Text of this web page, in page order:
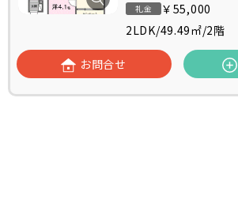
礼金
￥55,000
2LDK/49.49㎡/2階
お問合せ